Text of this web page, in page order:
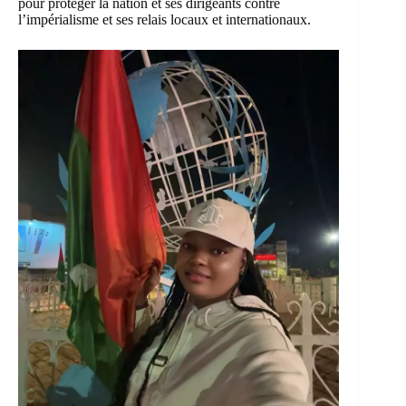
l’impérialisme et ses relais locaux et internationaux.